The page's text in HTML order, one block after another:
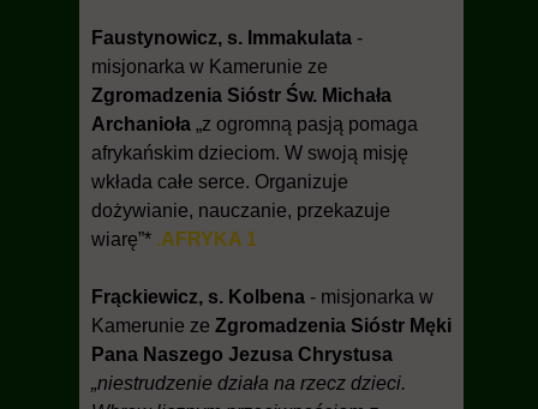
Faustynowicz, s. Immakulata -
misjonarka w Kamerunie ze
Zgromadzenia Sióstr Św. Michała
Archanioła „z ogromną pasją pomaga
afrykańskim dzieciom. W swoją misję
wkłada całe serce. Organizuje
dożywianie, nauczanie, przekazuje
wiarę”* .AFRYKA 1
Frąckiewicz, s. Kolbena - misjonarka w
Kamerunie ze Zgromadzenia Sióstr Męki
Pana Naszego Jezusa Chrystusa
„niestrudzenie działa na rzecz dzieci.